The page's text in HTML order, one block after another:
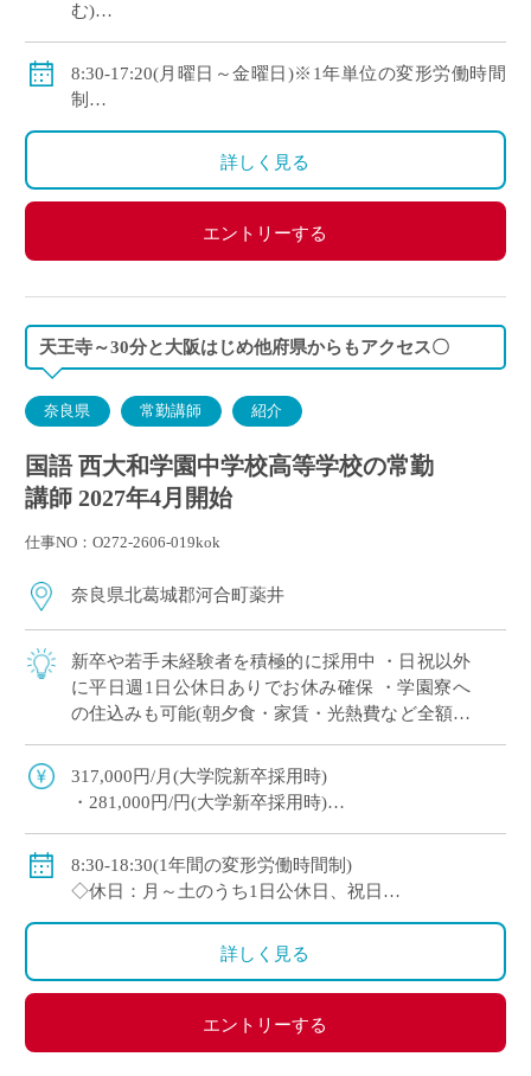
む)
◇保険：私学共済、雇用保険、労災保険
8:30-17:20(月曜日～金曜日)※1年単位の変形労働時間
制
・土曜日、日曜日、祝日、その他学校スケジュールに
詳しく見る
エントリーする
天王寺～30分と大阪はじめ他府県からもアクセス〇
奈良県 常勤講師 紹介
国語 西大和学園中学校高等学校の常勤
講師 2027年4月開始
仕事NO：O272-2606-019kok
奈良県北葛城郡河合町薬井
新卒や若手未経験者を積極的に採用中 ・日祝以外
に平日週1日公休日ありでお休み確保 ・学園寮へ
の住込みも可能(朝夕食・家賃・光熱費など全額学
活的な自立を全面的にバックアップ ・ […]
317,000円/月(大学院新卒採用時)
・281,000円/円(大学新卒採用時)
◇手当：各種有
・通勤手当：上限50,000円)
・住居手当：賃貸の場合は上限27,000円)
・その他、扶養等の諸手当が条件に応じて支給あり
◇保険：私学共済、雇用保険など
8:30-18:30(1年間の変形労働時間制)
◇休日：月～土のうち1日公休日、祝日
詳しく見る
エントリーする